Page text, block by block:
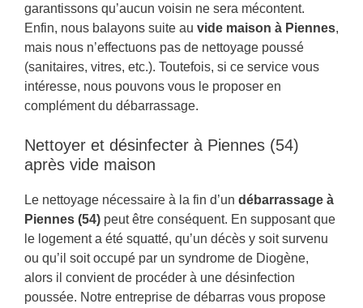
garantissons qu’aucun voisin ne sera mécontent.
Enfin, nous balayons suite au vide maison à Piennes,
mais nous n’effectuons pas de nettoyage poussé
(sanitaires, vitres, etc.). Toutefois, si ce service vous
intéresse, nous pouvons vous le proposer en
complément du débarrassage.
Nettoyer et désinfecter à Piennes (54)
après vide maison
Le nettoyage nécessaire à la fin d’un débarrassage à
Piennes (54) peut être conséquent. En supposant que
le logement a été squatté, qu’un décès y soit survenu
ou qu’il soit occupé par un syndrome de Diogène,
alors il convient de procéder à une désinfection
poussée. Notre entreprise de débarras vous propose